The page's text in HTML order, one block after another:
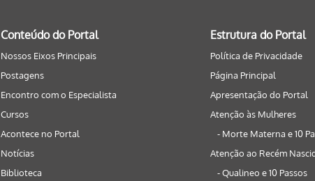
Conteúdo do Portal
Nossos Eixos Principais
Postagens
Encontro com o Especialista
Cursos
Acontece no Portal
Notícias
Biblioteca
Estrutura do Portal
Política de Privacidade
Página Principal
Apresentação do Portal
Atenção às Mulheres
- Morte Materna e 10
Atenção ao Recém
- Qualineo e 10 Passos